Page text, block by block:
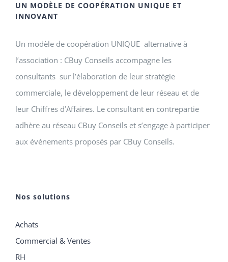
UN MODÈLE DE COOPÉRATION UNIQUE ET
INNOVANT
Un modèle de coopération UNIQUE alternative à
l’association : CBuy Conseils accompagne les
consultants sur l’élaboration de leur stratégie
commerciale, le développement de leur réseau et de
leur Chiffres d’Affaires. Le consultant en contrepartie
adhère au réseau CBuy Conseils et s’engage à participer
aux événements proposés par CBuy Conseils.
Nos solutions
Achats
Commercial & Ventes
RH